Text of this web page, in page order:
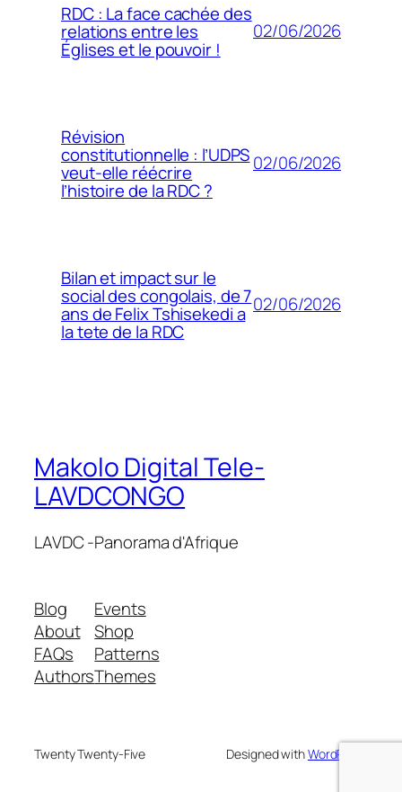
RDC : La face cachée des
relations entre les
Églises et le pouvoir !
02/06/2026
Révision
constitutionnelle : l’UDPS
veut-elle réécrire
l’histoire de la RDC ?
02/06/2026
Bilan et impact sur le
social des congolais, de 7
ans de Felix Tshisekedi a
la tete de la RDC
02/06/2026
Makolo Digital Tele-
LAVDCONGO
LAVDC -Panorama d'Afrique
Blog
About
FAQs
Authors
Events
Shop
Patterns
Themes
Twenty Twenty-Five Designed withWordPress